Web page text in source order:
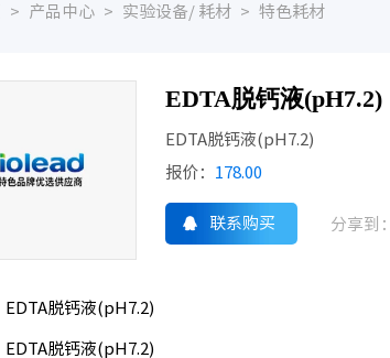
> 产品中心 > 实验设备/ 耗材 > 特色耗材
EDTA脱钙液(pH7.2)
EDTA脱钙液(pH7.2)
报价： 178.00
联系购买 分享到：
EDTA脱钙液(pH7.2)
EDTA脱钙液(pH7.2)